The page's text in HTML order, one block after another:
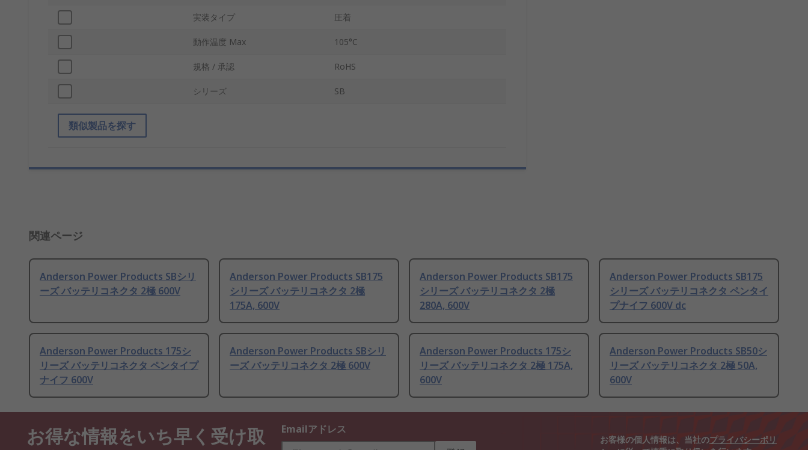
実装タイプ 圧着
動作温度 Max 105°C
規格 / 承認 RoHS
シリーズ SB
類似製品を探す
関連ページ
Anderson Power Products SBシリ
ーズ バッテリコネクタ 2極 600V
Anderson Power Products SB175
シリーズ バッテリコネクタ 2極
175A, 600V
Anderson Power Products SB175
シリーズ バッテリコネクタ 2極
280A, 600V
Anderson Power Products SB175
シリーズ バッテリコネクタ ペンタイ
プナイフ 600V dc
Anderson Power Products 175シ
リーズ バッテリコネクタ ペンタイプ
ナイフ 600V
Anderson Power Products SBシリ
ーズ バッテリコネクタ 2極 600V
Anderson Power Products 175シ
リーズ バッテリコネクタ 2極 175A,
600V
Anderson Power Products SB50シ
リーズ バッテリコネクタ 2極 50A,
600V
お得な情報をいち早く受け取
Emailアドレス
お客様の個人情報は、当社のプライバシーポリ